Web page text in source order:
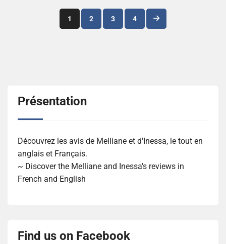
Navigation
1 2 3 4
Présentation
Découvrez les avis de Melliane et d'Inessa, le tout en
anglais et Français.
~ Discover the Melliane and Inessa's reviews in
French and English
Find us on Facebook